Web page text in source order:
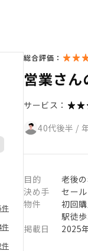
件
件
総合評価：
営業さ
サービス：
40代後半 /
目的
老後
決め手
セー
物件
初回
駅徒
掲載日
2025